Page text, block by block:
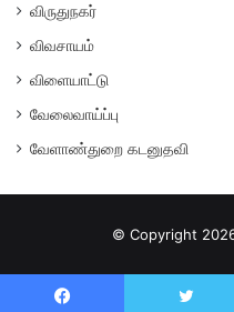
விருதுநகர்
விவசாயம்
விளையாட்டு
வேலைவாய்ப்பு
வேளாண்துறை கடனுதவி
© Copyright